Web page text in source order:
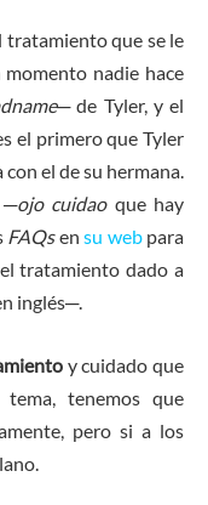
tratamiento que se le
nadie hace
─ de Tyler, y el
el primero que Tyler
el de su hermana.
─ojo cuidaoque hay
FAQsensu webpara
tratamiento dado a
inglés─.
y cuidado que
tenemos que
pero si a los